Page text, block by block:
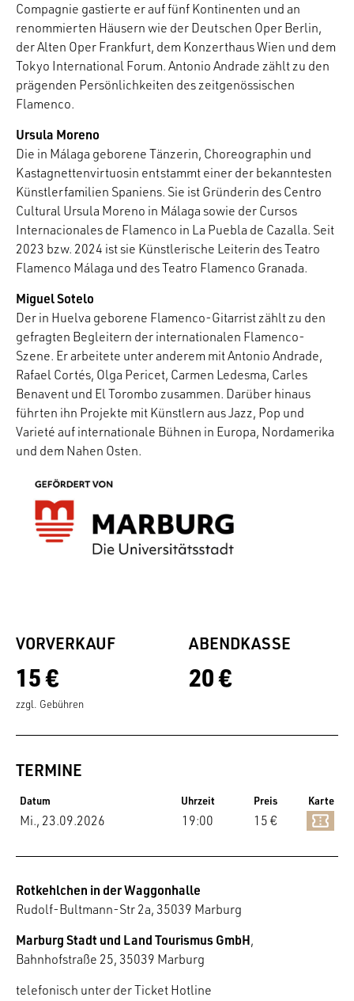
Compagnie gastierte er auf fünf Kontinenten und an
renommierten Häusern wie der Deutschen Oper Berlin,
der Alten Oper Frankfurt, dem Konzerthaus Wien und dem
Tokyo International Forum. Antonio Andrade zählt zu den
prägenden Persönlichkeiten des zeitgenössischen
Flamenco.
Ursula Moreno
Die in Málaga geborene Tänzerin, Choreographin und
Kastagnettenvirtuosin entstammt einer der bekanntesten
Künstlerfamilien Spaniens. Sie ist Gründerin des Centro
Cultural Ursula Moreno in Málaga sowie der Cursos
Internacionales de Flamenco in La Puebla de Cazalla. Seit
2023 bzw. 2024 ist sie Künstlerische Leiterin des Teatro
Flamenco Málaga und des Teatro Flamenco Granada.
Miguel Sotelo
Der in Huelva geborene Flamenco-Gitarrist zählt zu den
gefragten Begleitern der internationalen Flamenco-
Szene. Er arbeitete unter anderem mit Antonio Andrade,
Rafael Cortés, Olga Pericet, Carmen Ledesma, Carles
Benavent und El Torombo zusammen. Darüber hinaus
führten ihn Projekte mit Künstlern aus Jazz, Pop und
Varieté auf internationale Bühnen in Europa, Nordamerika
und dem Nahen Osten.
VORVERKAUF
15 €
zzgl. Gebühren
ABENDKASSE
20 €
TERMINE
Datum Uhrzeit Preis Karte
Mi., 23.09.2026 19:00 15 €
Rotkehlchen in der Waggonhalle
Rudolf-Bultmann-Str 2a, 35039 Marburg
Marburg Stadt und Land Tourismus GmbH,
Bahnhofstraße 25, 35039 Marburg
telefonisch unter der Ticket Hotline